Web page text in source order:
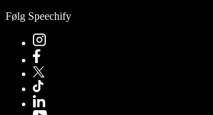
Følg Speechify